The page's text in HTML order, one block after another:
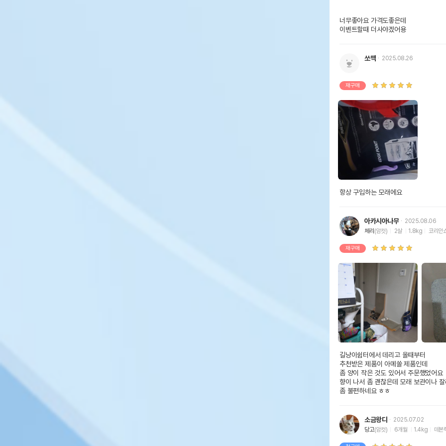
너무좋아요 가격도좋은데
이벤트할때 더사야겠어용
쏘맥 2025.08.26
재구매
항상 구입하는 모래에요
아카시아나무
2025.08.06
체리(암컷) 2살 1.8kg 코리안
재구매
길냥이쉼터에서 데리고 올때부터
추천받은 제품이 아메쏠 제품인데
좀 양이 작은 것도 있어서 주문했었어요
향이 나서 좀 괜찮은데 모래 보관이나
좀 불편하네요 ㅎㅎ
소금왕댜
2025.07.02
당고(암컷) 6개월 1.4kg 데본